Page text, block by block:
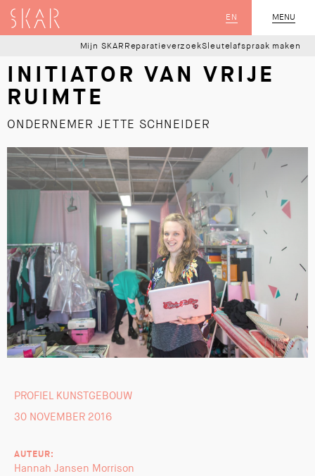
MENU
SLUIT
EN
SKAR
Mijn SKAR ReparatieverzoekSleutelafspraak maken
INITIATOR VAN VRIJE
RUIMTE
ONDERNEMER JETTE SCHNEIDER
PROFIEL KUNSTGEBOUW
30 NOVEMBER 2016
AUTEUR:
Hannah Jansen Morrison